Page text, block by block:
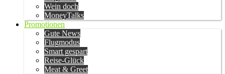
Wein doch
MoneyTalks
Promotionen
Gute News
Flugmodus
Smart gespart
Reise-Glück
Meat & Greet